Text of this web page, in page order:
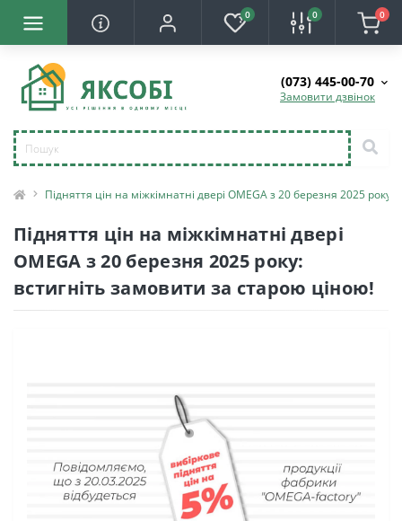
0 0 0
(073) 445-00-70
Замовити дзвінок
Підняття цін на міжкімнатні двері OMEGA з 20 березня 2025
Підняття цін на міжкімнатні двері
OMEGA з 20 березня 2025 року:
встигніть замовити за старою ціною!